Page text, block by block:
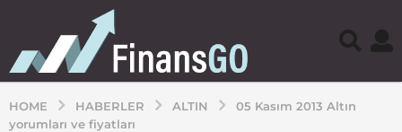
HOME HABERLER ALTIN
05 Kasım 2013 Altın
yorumları ve fiyatları